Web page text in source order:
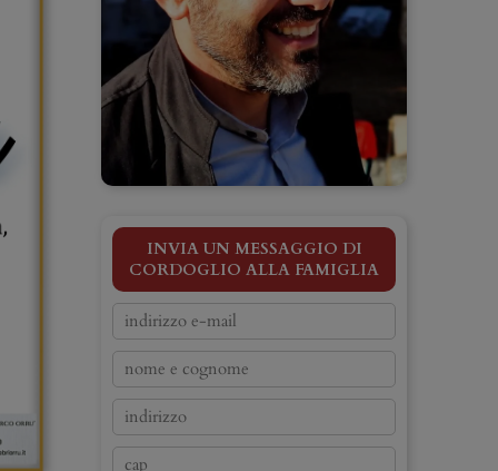
INVIA UN MESSAGGIO DI
CORDOGLIO ALLA FAMIGLIA